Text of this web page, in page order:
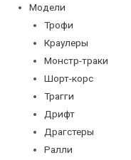
Модели
Трофи
Краулеры
Монстр-траки
Шорт-корс
Трагги
Дрифт
Драгстеры
Ралли